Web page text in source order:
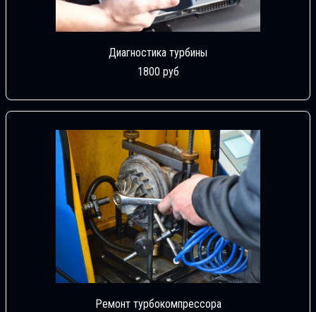
Диагностика турбины
1800 руб
Ремонт турбокомпрессора